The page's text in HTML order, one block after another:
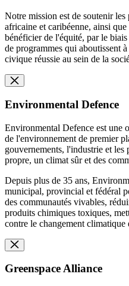
Notre mission est de soutenir
africaine et caribéenne, ainsi
bénéficier de l'équité, par le
de programmes qui aboutissent
civique réussie au sein de la
Environmental Defence
Environmental Defence est une
de l'environnement de premier
gouvernements, l'industrie et
propre, un climat sûr et des
Depuis plus de 35 ans,
municipal, provincial et fédéral
des communautés vivables,
produits chimiques toxiques,
contre le changement
Greenspace Alliance